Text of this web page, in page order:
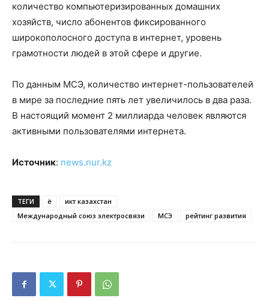
количество компьютеризированных домашних
хозяйств, число абонентов фиксированного
широкополосного доступа в интернет, уровень
грамотности людей в этой сфере и другие.
По данным МСЭ, количество интернет-пользователей
в мире за последние пять лет увеличилось в два раза.
В настоящий момент 2 миллиарда человек являются
активными пользователями интернета.
Источник: news.nur.kz
ТЕГИ ё
икт казахстан
Международный союз электросвязи
МСЭ рейтинг развития